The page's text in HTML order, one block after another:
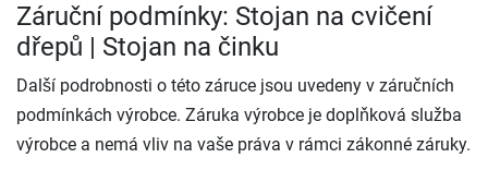
Záruční podmínky: Stojan na cvičení
dřepů | Stojan na činku
Další podrobnosti o této záruce jsou uvedeny v záručních
podmínkách výrobce. Záruka výrobce je doplňková služba
výrobce a nemá vliv na vaše práva v rámci zákonné záruky.